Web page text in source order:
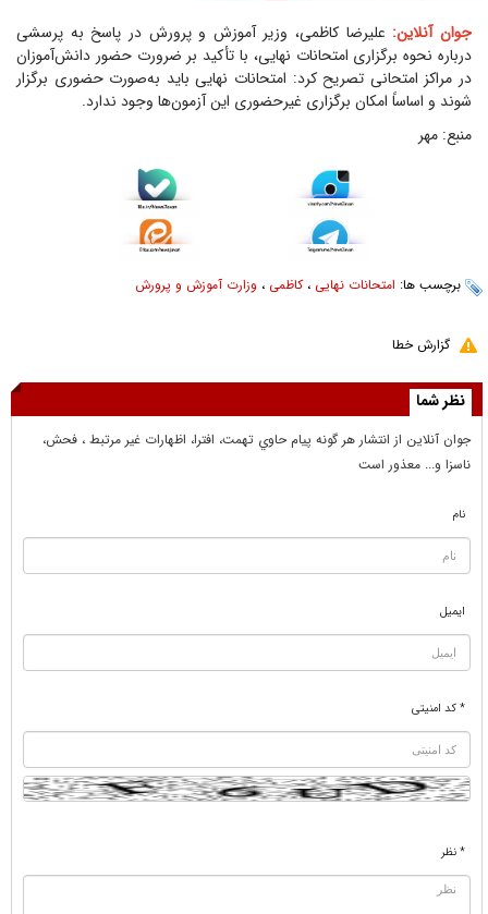
جوان آنلاین: علیرضا کاظمی، وزیر آموزش و پرورش در پاسخ به پرسشی
درباره نحوه برگزاری امتحانات نهایی، با تأکید بر ضرورت حضور دانش‌آموزان
در مراکز امتحانی تصریح کرد: امتحانات نهایی باید به‌صورت حضوری برگزار
شوند و اساساً امکان برگزاری غیرحضوری این آزمون‌ها وجود ندارد.
منبع: مهر
برچسب ها: امتحانات نهایی ،کاظمی ، وزارت آموزش و پرورش
گزارش خطا
نظر شما
جوان آنلاين از انتشار هر گونه پيام حاوي تهمت، افترا، اظهارات غير مرتبط ، فحش،
ناسزا و... معذور است
نام
ایمیل
* کد امنیتی
* نظر